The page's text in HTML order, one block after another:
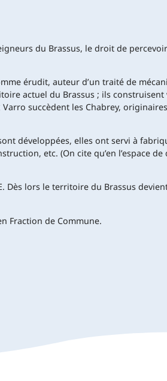
du Brassus, le droit de
érudit, auteur d’un traité de
actuel du Brassus ; ils construisent
succèdent les Chabrey,
développées, elles ont servi à
etc. (On cite qu’en l’espace de
Dès lors le territoire du Brassus
Fraction de Commune.